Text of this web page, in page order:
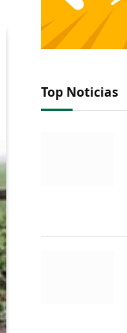
Top Noticias